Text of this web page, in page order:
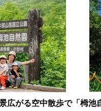
広がる空中散歩で「栂池